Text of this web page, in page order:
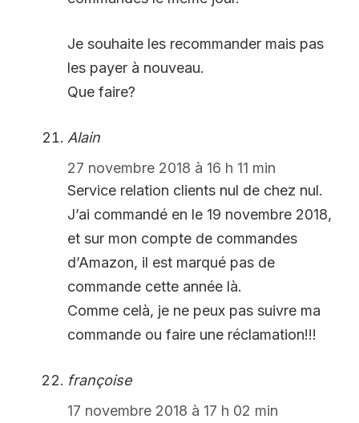
Je souhaite les recommander mais pas
les payer à nouveau.
Que faire?
Alain
27 novembre 2018 à 16 h 11 min
Service relation clients nul de chez nul.
J’ai commandé en le 19 novembre 2018,
et sur mon compte de commandes
d’Amazon, il est marqué pas de
commande cette année là.
Comme celà, je ne peux pas suivre ma
commande ou faire une réclamation!!!
françoise
17 novembre 2018 à 17 h 02 min